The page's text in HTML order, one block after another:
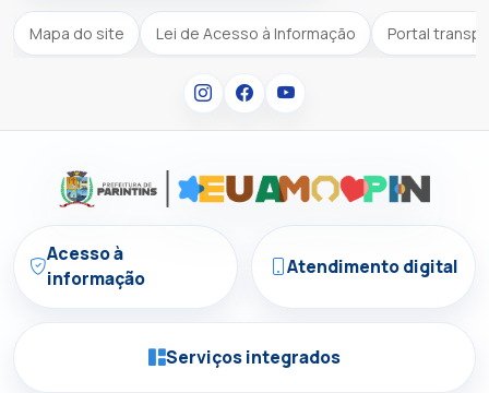
Mapa do site Lei de Acesso à Informação Portal
Acesso à
informação
Atendimento digital
Serviços integrados